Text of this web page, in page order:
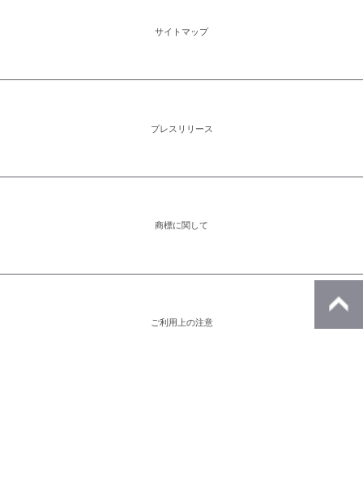
サイトマップ
プレスリリース
商標に関して
ご利用上の注意